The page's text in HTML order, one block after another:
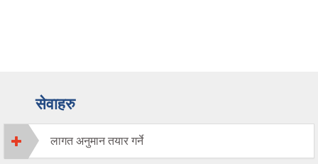
सेवाहरु
लागत अनुमान तयार गर्ने